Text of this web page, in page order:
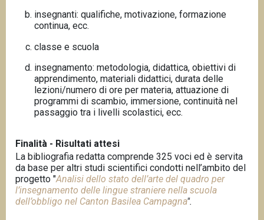
insegnanti: qualifiche, motivazione, formazione
continua, ecc.
classe e scuola
insegnamento: metodologia, didattica, obiettivi di
apprendimento, materiali didattici, durata delle
lezioni/numero di ore per materia, attuazione di
programmi di scambio, immersione, continuità nel
passaggio tra i livelli scolastici, ecc.
Finalità - Risultati attesi
La bibliografia redatta comprende 325 voci ed è servita
da base per altri studi scientifici condotti nell’ambito del
progetto "Analisi dello stato dell’arte del quadro per
l’insegnamento delle lingue straniere nella scuola
dell’obbligo nel Canton Basilea Campagna".